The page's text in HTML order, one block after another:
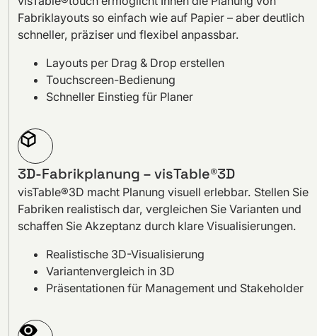
Fabriklayouts so einfach wie auf Papier – aber deutlich
schneller, präziser und flexibel anpassbar.
Layouts per Drag & Drop erstellen
Touchscreen-Bedienung
Schneller Einstieg für Planer
3D-Fabrikplanung – visTable®3D
visTable®3D macht Planung visuell erlebbar. Stellen Sie
Fabriken realistisch dar, vergleichen Sie Varianten und
schaffen Sie Akzeptanz durch klare Visualisierungen.
Realistische 3D-Visualisierung
Variantenvergleich in 3D
Präsentationen für Management und Stakeholder